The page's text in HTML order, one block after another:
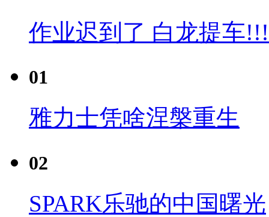
作业迟到了 白龙提车
01
雅力士凭啥涅槃重生
02
SPARK乐驰的中国曙光